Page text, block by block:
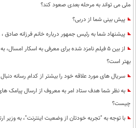
بین الملل
اجتماعی
ملی می تواند به مرحله بعدی صعود کند؟
پیش بینی شما از دربی؟
پیشنهاد شما به رئیس جمهور درباره خانم فرزانه صادق
از بین 5 فیلم نامزد شده برای معرفی به اسکار
بهتر است؟
سریال های مورد علاقه خود را بیشتر از کدام رسانه
به نظر شما هدف ستاد امر به معروف از ارسال پیامک
چیست؟
با توجه به "تجربه خودتان از وضعیت اینترنت"، به وزیر